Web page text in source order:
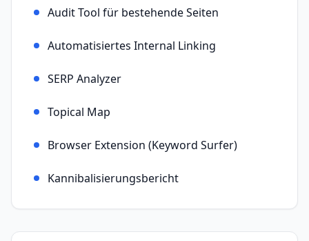
Audit Tool für bestehende Seiten
Automatisiertes Internal Linking
SERP Analyzer
Topical Map
Browser Extension (Keyword Surfer)
Kannibalisierungsbericht